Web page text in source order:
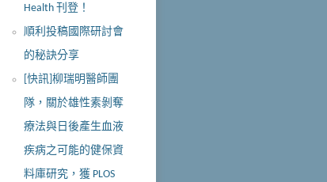
Health 刊登！
順利投稿國際研討會
的秘訣分享
[快訊]柳瑞明醫師團
隊，關於雄性素剝奪
療法與日後產生血液
疾病之可能的健保資
料庫研究，獲 PLOS